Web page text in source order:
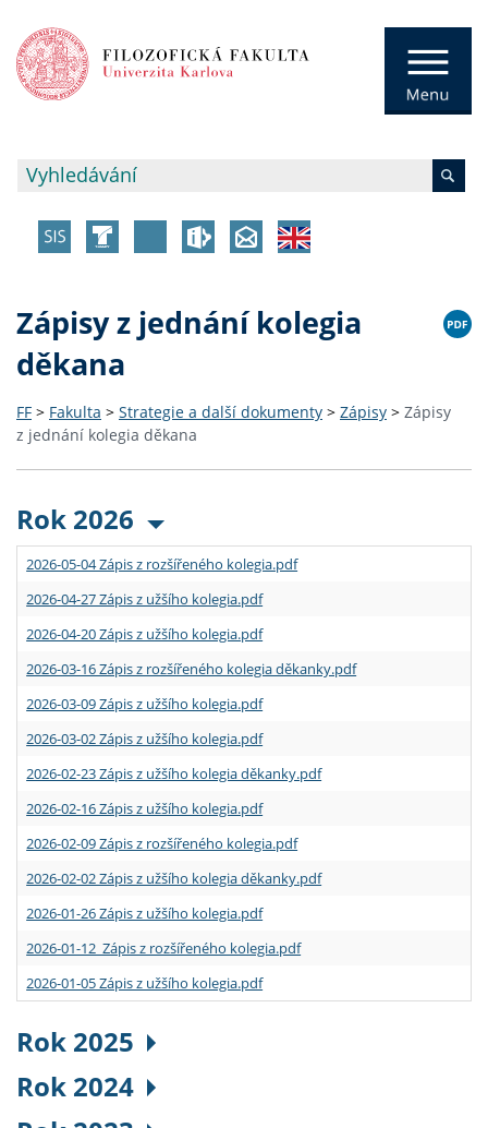
Zápisy z jednání kolegia
děkana
FF > Fakulta > Strategie a další dokumenty > Zápisy > Zápisy
z jednání kolegia děkana
Rok 2026
2026-05-04 Zápis z rozšířeného kolegia.pdf
2026-04-27 Zápis z užšího kolegia.pdf
2026-04-20 Zápis z užšího kolegia.pdf
2026-03-16 Zápis z rozšířeného kolegia děkanky.pdf
2026-03-09 Zápis z užšího kolegia.pdf
2026-03-02 Zápis z užšího kolegia.pdf
2026-02-23 Zápis z užšího kolegia děkanky.pdf
2026-02-16 Zápis z užšího kolegia.pdf
2026-02-09 Zápis z rozšířeného kolegia.pdf
2026-02-02 Zápis z užšího kolegia děkanky.pdf
2026-01-26 Zápis z užšího kolegia.pdf
2026-01-12 Zápis z rozšířeného kolegia.pdf
2026-01-05 Zápis z užšího kolegia.pdf
Rok 2025
Rok 2024